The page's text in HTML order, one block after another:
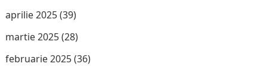
aprilie 2025(39)
martie 2025(28)
februarie 2025(36)